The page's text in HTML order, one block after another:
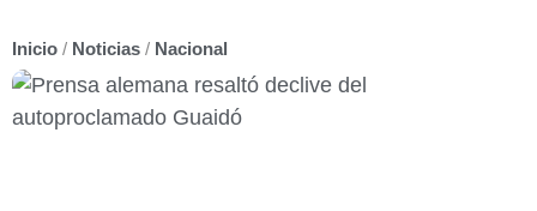
Inicio / Noticias / Nacional